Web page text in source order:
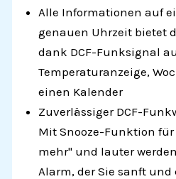
Alle Informationen auf
genauen Uhrzeit bietet
dank DCF-Funksignal
Temperaturanzeige,
einen Kalender
Zuverlässiger DCF-
Mit Snooze-Funktion
mehr" und lauter
Alarm, der Sie sanft